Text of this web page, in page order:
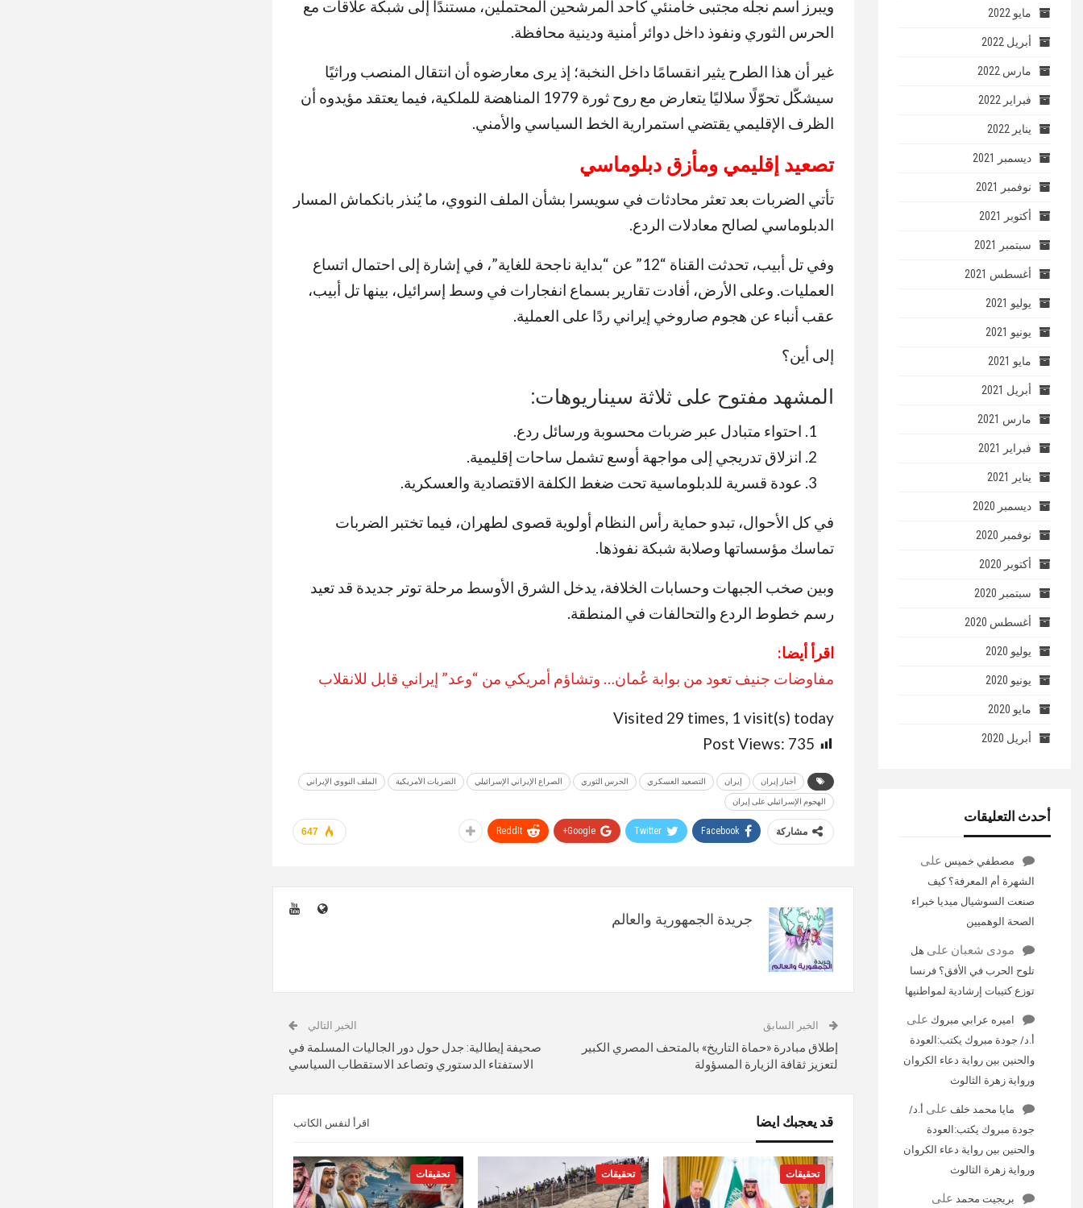
ويبرز اسم نجله مجتبى خامنئي كأحد المرشحين المحتملين، مستندًا إلى شبكة علاقات مع
الحرس الثوري ونفوذ داخل دوائر أمنية ودينية محافظة.
غير أن هذا الطرح يثير انقسامًا داخل النخبة؛ إذ يرى معارضوه أن انتقال المنصب وراثيًا
سيشكّل تحوّلًا سلاليًا يتعارض مع روح ثورة 1979 المناهضة للملكية، فيما يعتقد مؤيدوه أن
الظرف الإقليمي يقتضي استمرارية الخط السياسي والأمني.
تصعيد إقليمي ومأزق دبلوماسي
تأتي الضربات بعد تعثر محادثات في سويسرا بشأن الملف النووي، ما يُنذر بانكماش المسار
الدبلوماسي لصالح معادلات الردع.
وفي تل أبيب، تحدثت القناة “12” عن “بداية ناجحة للغاية”، في إشارة إلى احتمال اتساع
العمليات. وعلى الأرض، أفادت تقارير بسماع انفجارات في وسط إسرائيل، بينها تل أبيب،
عقب أنباء عن هجوم صاروخي إيراني ردًا على العملية.
إلى أين؟
المشهد مفتوح على ثلاثة سيناريوهات:
احتواء متبادل عبر ضربات محسوبة ورسائل ردع.
انزلاق تدريجي إلى مواجهة أوسع تشمل ساحات إقليمية.
عودة قسرية للدبلوماسية تحت ضغط الكلفة الاقتصادية والعسكرية.
في كل الأحوال، تبدو حماية رأس النظام أولوية قصوى لطهران، فيما تختبر الضربات
تماسك مؤسساتها وصلابة شبكة نفوذها.
وبين صخب الجبهات وحسابات الخلافة، يدخل الشرق الأوسط مرحلة توتر جديدة قد تعيد
رسم خطوط الردع والتحالفات في المنطقة.
اقرأ أيضا:
مفاوضات جنيف تعود من بوابة عُمان… وتشاؤم أمريكي من “وعد” إيراني قابل للانقلاب
Visited 29 times, 1 visit(s) today
Post Views: 735
أخبار إيران إيران التصعيد العسكري الحرس الثوري الصراع الإيراني الإسرائيلي الضربات الأمريكية الملف النووي الإيراني
الهجوم الإسرائيلي على إيران
647 مشاركة Facebook
Twitter
Google+
ReddIt
جريدة الجمهورية والعالم
الخبر السابق
إطلاق مبادرة «حماة التاريخ» بالمتحف المصري الكبير
لتعزيز ثقافة الزيارة المسؤولة
الخبر التالي
صحيفة إيطالية: جدل حول دور الجاليات المسلمة في
الاستفتاء الدستوري وتصاعد الاستقطاب السياسي
قد يعجبك ايضا اقرأ لنفس الكاتب
تحقيقات تحقيقات تحقيقات
مايو 2022
أبريل 2022
مارس 2022
فبراير 2022
يناير 2022
ديسمبر 2021
نوفمبر 2021
أكتوبر 2021
سبتمبر 2021
أغسطس 2021
يوليو 2021
يونيو 2021
مايو 2021
أبريل 2021
مارس 2021
فبراير 2021
يناير 2021
ديسمبر 2020
نوفمبر 2020
أكتوبر 2020
سبتمبر 2020
أغسطس 2020
يوليو 2020
يونيو 2020
مايو 2020
أبريل 2020
أحدث التعليقات
مصطفي خميس على
الشهرة أم المعرفة؟ كيف
صنعت السوشيال ميديا خبراء
الصحة الوهميين
مودى شعبان على هل
تلوح الحرب في الأفق؟ فرنسا
توزع كتيبات إرشادية لمواطنيها
اميره عرابي مبروك على
أ.د/ جودة مبروك يكتب:العودة
والحنين بين رواية دعاء الكروان
ورواية زهرة الثالوث
مايا محمد خلف على أ.د/
جودة مبروك يكتب:العودة
والحنين بين رواية دعاء الكروان
ورواية زهرة الثالوث
بريجيت محمدعلى